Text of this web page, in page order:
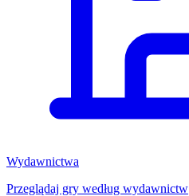
Wydawnictwa
Przeglądaj gry według wydawnictw